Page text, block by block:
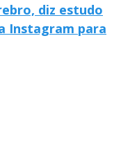
diz estudo
Instagram para